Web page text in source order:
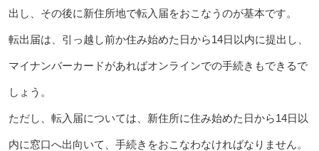
出し、その後に新住所地で転入届をおこなうのが基本です。
転出届は、引っ越し前か住み始めた日から14日以内に提出し、
マイナンバーカードがあればオンラインでの手続きもできるで
しょう。
ただし、転入届については、新住所に住み始めた日から14日以
内に窓口へ出向いて、手続きをおこなわなければなりません。